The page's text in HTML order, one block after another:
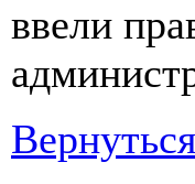
ввели